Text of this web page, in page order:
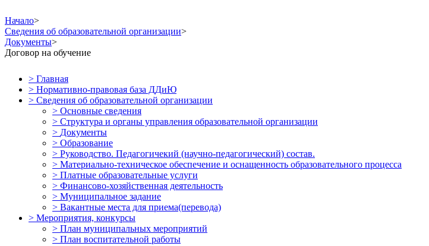
Начало>
Сведения об образовательной организации>
Документы>
Договор на обучение
> Главная
> Нормативно-правовая база ДДиЮ
> Сведения об образовательной организации
> Основные сведения
> Структура и органы управления образовательной организации
> Документы
> Образование
> Руководство. Педагогичекий (научно-педагогический) состав.
> Материально-техническое обеспечение и оснащенность образовательного процесса
> Платные образовательные услуги
> Финансово-хозяйственная деятельность
> Муниципальное задание
> Вакантные места для приема(перевода)
> Мероприятия, конкурсы
> План муниципальных мероприятий
> План воспитательной работы